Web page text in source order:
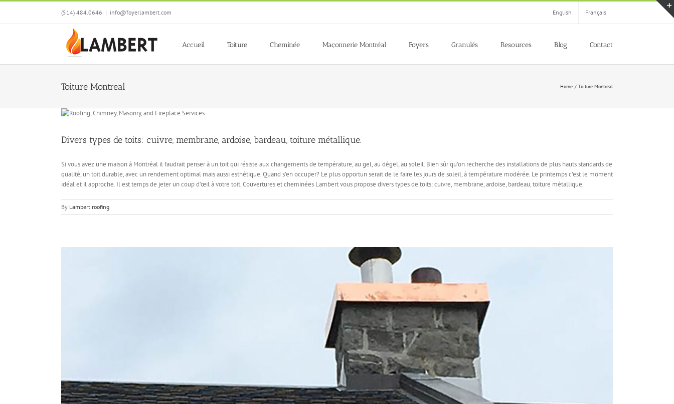
Skip
content
(514) 484.0646 | info@foyerlambert.com English Français
Accueil Toiture Cheminée Maçonnerie Montréal Foyers Granulés Resources Blog Contact
Toiture Montreal Home Toiture Montreal
Divers types de toits: cuivre, membrane, ardoise, bardeau, toiture métallique.
Si vous avez une maison à Montréal il faudrait penser à un toit qui résiste aux changements de température, au gel, au dégel, au soleil. Bien sûr qu'on recherche des installations de plus hauts standards de
qualité, un toit durable, avec un rendement optimal mais aussi esthétique. Quand s'en occuper? Le plus opportun serait de le faire les jours de soleil, à température modérée. Le printemps c'est le moment
idéal et il approche. Il est temps de jeter un coup d’œil à votre toit. Couvertures et cheminées Lambert vous propose divers types de toits: cuivre, membrane, ardoise, bardeau, toiture métallique.
By Lambert roofing